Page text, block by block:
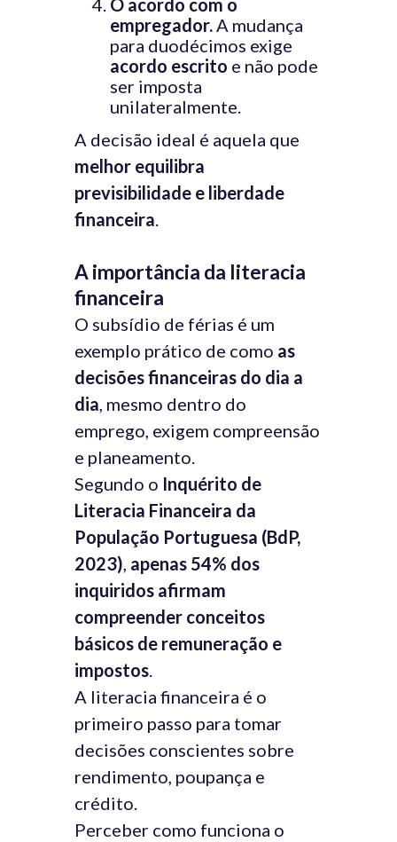
O acordo com o
empregador.A mudança
para duodécimos exige
acordo escrito e não pode
ser imposta
unilateralmente.
A decisão ideal é aquela que
melhor equilibra
previsibilidade e liberdade
financeira.
A importância da literacia
financeira
O subsídio de férias é um
exemplo prático de como as
decisões financeiras do dia a
dia, mesmo dentro do
emprego, exigem compreensão
e planeamento.
Segundo o Inquérito de
Literacia Financeira da
População Portuguesa (BdP,
2023), apenas 54% dos
inquiridos afirmam
compreender conceitos
básicos de remuneração e
impostos.
A literacia financeira é o
primeiro passo para tomar
decisões conscientes sobre
rendimento, poupança e
crédito.
Perceber como funciona o